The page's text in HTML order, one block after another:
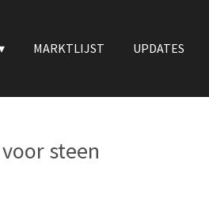
MARKTLIJST UPDATES
steen